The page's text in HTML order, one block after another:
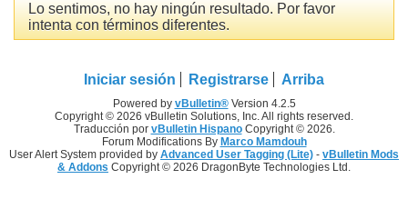
Lo sentimos, no hay ningún resultado. Por favor
intenta con términos diferentes.
Iniciar sesión Registrarse Arriba
Powered by vBulletin®Version 4.2.5
Copyright © 2026 vBulletin Solutions, Inc. All rights reserved.
Traducción por vBulletin HispanoCopyright © 2026.
Forum Modifications By Marco Mamdouh
User Alert System provided by Advanced User Tagging (Lite) - vBulletin Mods
& Addons Copyright © 2026 DragonByte Technologies Ltd.